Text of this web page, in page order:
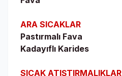
ARA SICAKLAR
Pastırmalı Fava
Kadayıflı Karides
SICAK ATIŞTIRMALIKLAR